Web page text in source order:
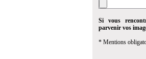
Si vous
parvenir vos
* Mentions